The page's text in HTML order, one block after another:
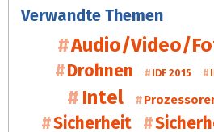
Verwandte Themen
Audio/Video/
Drohnen IDF 2015
Intel
Sicherheit